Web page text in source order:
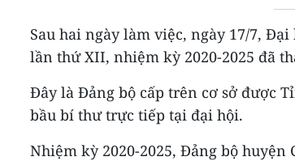
Sau hai ngày làm việc, ngày 17/7,
lần thứ XII, nhiệm kỳ 2020-2025 đã
Đây là Đảng bộ cấp trên cơ sở được
bầu bí thư trực tiếp tại đại hội.
Nhiệm kỳ 2020-2025, Đảng bộ huyện